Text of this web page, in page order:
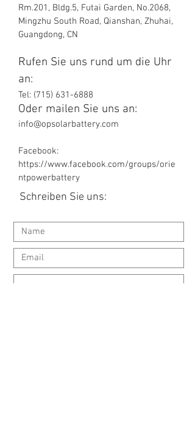
Rm.201, Bldg.5, Futai Garden, No.2068,
Mingzhu South Road, Qianshan, Zhuhai,
Guangdong, CN
Rufen Sie uns rund um die Uhr
an:
Tel: (715) 631-6888
Oder mailen Sie uns an:
info@opsolarbattery.com
Facebook:
https://www.facebook.com/groups/orie
ntpowerbattery
Schreiben Sie uns: